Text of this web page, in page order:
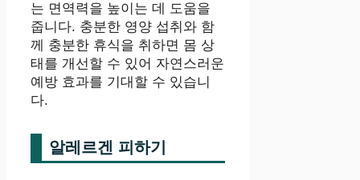
는 면역력을 높이는 데 도움을
줍니다. 충분한 영양 섭취와 함
께 충분한 휴식을 취하면 몸 상
태를 개선할 수 있어 자연스러운
예방 효과를 기대할 수 있습니
다.
알레르겐 피하기